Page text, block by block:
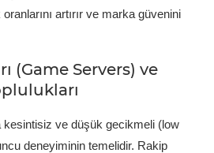
artırır ve marka güvenini
(Game Servers) ve
kesintisiz ve düşük gecikmeli (low
deneyiminin temelidir. Rakip